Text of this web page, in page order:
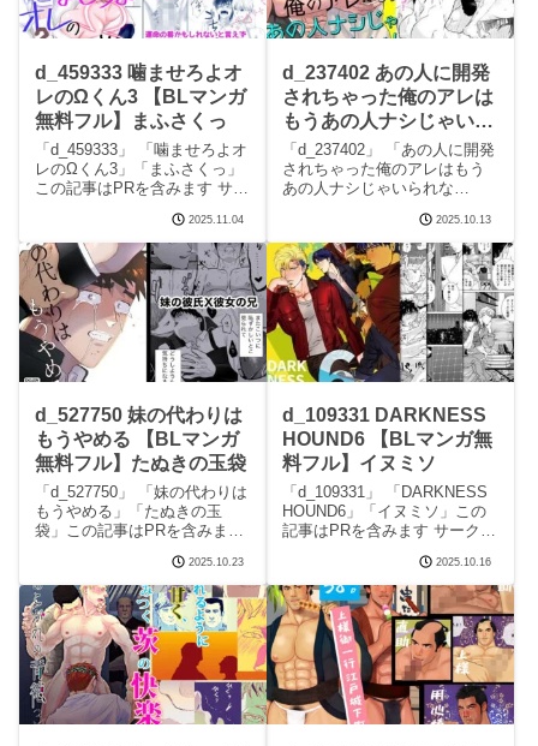
d_459333 噛ませろよオ
レのΩくん3 【BLマンガ
無料フル】まふさくっ
「d_459333」 「噛ませろよオ
レのΩくん3」「まふさくっ」
この記事はPRを含みます サー
です。 続きを読むd_459333
噛ませろよオレのΩくん3の見
どころシーン噛ませろよオレ
のΩくん3 画像1噛ませろよオ
2025.11.04
d_237402 あの人に開発
されちゃった俺のアレは
もうあの人ナシじゃいら
れない！ 【BLマンガ無
料フル】OL
「d_237402」 「あの人に開発
されちゃった俺のアレはもう
あの人ナシじゃいられな
含みます サークルOLのエロマ
ンガです。 続きを読む
d_237402 あの人に開発されち
ゃった俺のアレはもうあの人
ナシじゃいら
2025.10.13
d_527750 妹の代わりは
もうやめる 【BLマンガ
無料フル】たぬきの玉袋
「d_527750」 「妹の代わりは
もうやめる」「たぬきの玉
袋」この記事はPRを含みます
マンガです。 続きを読む
d_527750 妹の代わりはもうや
めるの見どころシーン妹の代
わりはもうやめる 画像1妹の代
わりはも
2025.10.23
d_109331 DARKNESS
HOUND6 【BLマンガ無
料フル】イヌミソ
「d_109331」 「DARKNESS
HOUND6」「イヌミソ」この
記事はPRを含みます サークル
続きを読むd_109331
DARKNESS HOUND6の見ど
ころシーンDARKNESS
HOUND6 画像
2025.10.16